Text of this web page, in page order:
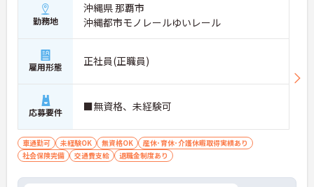
勤務地
沖縄県 那覇市
沖縄都市モノレールゆいレール
雇用形態 正社員(正職員)
応募要件 ■無資格、未経験可
車通勤可 未経験OK 無資格OK
産休･育休･介護休暇取得実績あり
社会保険完備
交通費支給 退職金制度あり